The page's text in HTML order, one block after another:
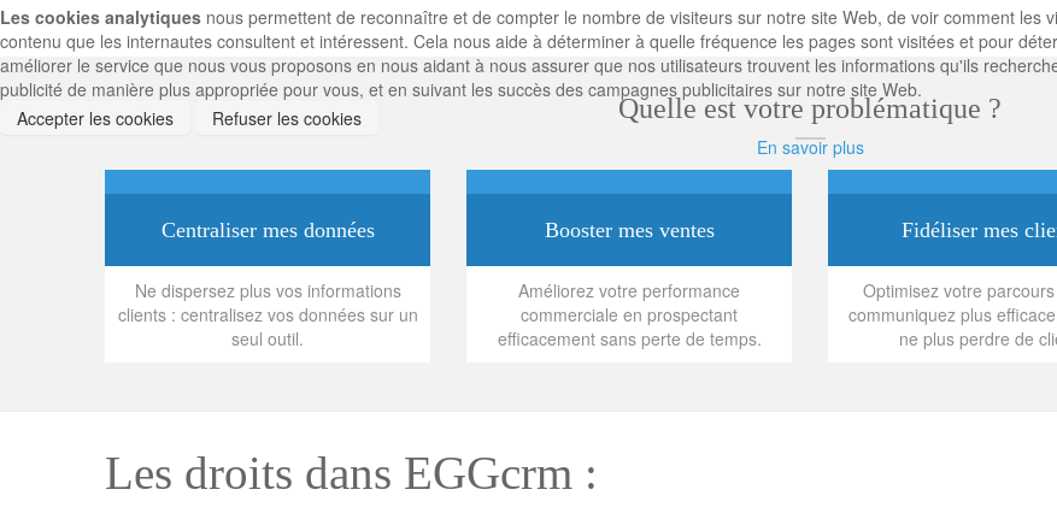
Quelle est votre problématique ?
Centraliser mes données
Ne dispersez plus vos informations
clients : centralisez vos données sur un
seul outil.
Booster mes ventes
Améliorez votre performance
commerciale en prospectant
efficacement sans perte de temps.
Fidéliser mes
Optimisez votre
communiquez plus
ne plus perdre de
Les droits dans EGGcrm :
Les cookies analytiques nous permettent de reconnaître et de compter le nombre de visiteurs sur notre site Web, de voir comment
contenu que les internautes consultent et intéressent. Cela nous aide à déterminer à quelle fréquence les pages sont visitées et pour
améliorer le service que nous vous proposons en nous aidant à nous assurer que nos utilisateurs trouvent les informations qu'ils
publicité de manière plus appropriée pour vous, et en suivant les succès des campagnes publicitaires sur notre site Web.
Accepter les cookies
Refuser les cookies
En savoir plus